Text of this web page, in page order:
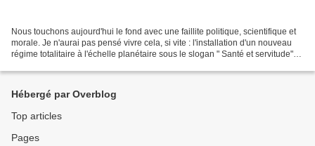
Nous touchons aujourd'hui le fond avec une faillite politique, scientifique et
morale. Je n'aurai pas pensé vivre cela, si vite : l'installation d'un nouveau
régime totalitaire à l'échelle planétaire sous le slogan " Santé et servitude"
Hébergé par Overblog
Top articles
Pages